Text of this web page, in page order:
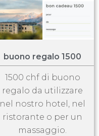
buono regalo 1500
1500 chf di buono
regalo da utilizzare
nel nostro hotel, nel
ristorante o per un
massaggio.